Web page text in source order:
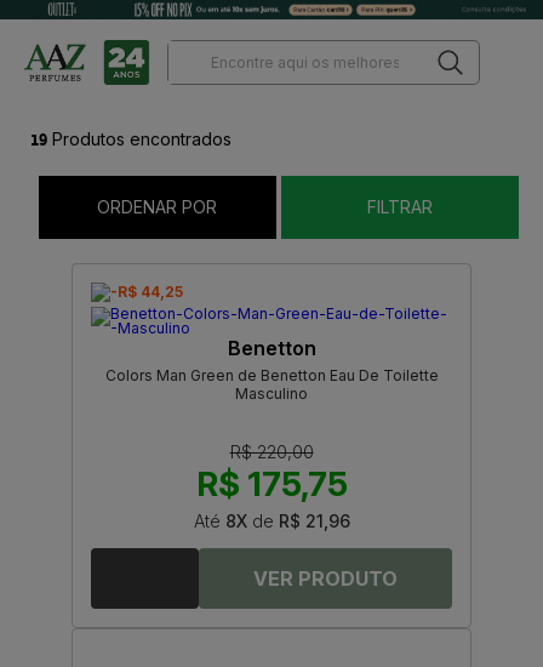
19 Produtos encontrados
ORDENAR POR FILTRAR
-R$ 44,25
Benetton
Colors Man Green de Benetton Eau De Toilette
Masculino
R$ 220,00
R$ 175,75
Até 8Xde R$ 21,96